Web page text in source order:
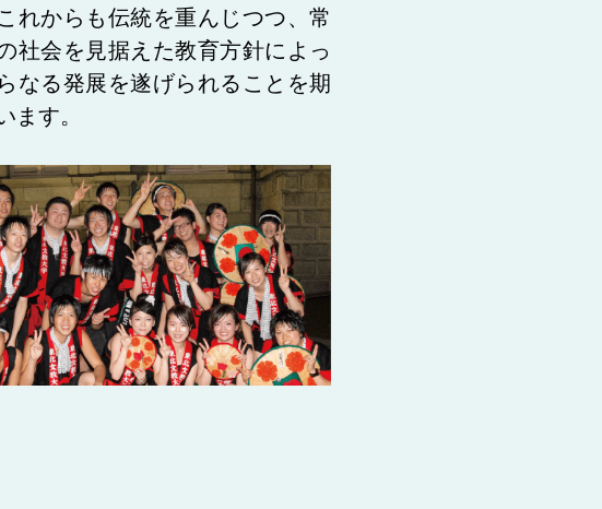
れからも伝統を重んじつつ、常
社会を見据えた教育方針によっ
なる発展を遂げられることを期
ます。